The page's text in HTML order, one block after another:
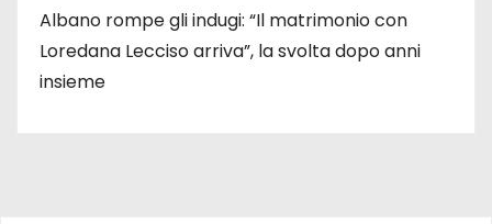
Albano rompe gli indugi: “Il matrimonio con
Loredana Lecciso arriva”, la svolta dopo anni
insieme